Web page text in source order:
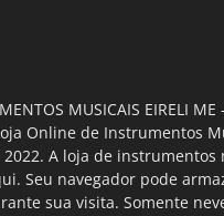
MUSICAIS EIRELI ME
Online de Instrumentos
A loja de instrumentos
Seu navegador pode
sua visita. Somente